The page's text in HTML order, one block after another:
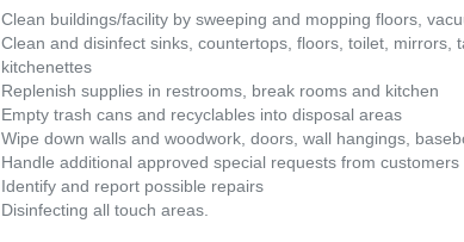
Clean buildings/facility by sweeping and mopping floors,
Clean and disinfect sinks, countertops, floors, toilet,
kitchenettes
Replenish supplies in restrooms, break rooms and kitchen
Empty trash cans and recyclables into disposal areas
Wipe down walls and woodwork, doors, wall hangings,
Handle additional approved special requests from customers
Identify and report possible repairs
Disinfecting all touch areas.